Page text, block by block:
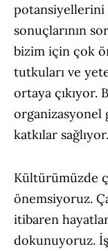
potansiyellerini
sonuçlarının
bizim için çok
tutkuları ve
ortaya çıkıyor.
organizasyonel
katkılar sağlıyor.
Kültürümüzde
önemsiyoruz.
itibaren
dokunuyoruz.